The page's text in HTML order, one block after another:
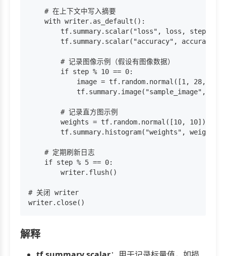
    # 在上下文中写入摘要
    with writer.as_default():
tf.summary.scalar("loss", loss,
tf.summary.scalar("accuracy", accuracy,
        # 记录图像示例（假设有图像数据）
        if step % 10 == 0:
image = tf.random.normal([1, 28, 28,
tf.summary.image("sample_image",
        # 记录直方图示例
weights = tf.random.normal([10, 10])  #
tf.summary.histogram("weights", weights,
    # 定期刷新日志
    if step % 5 == 0:
        writer.flush()
# 关闭 writer
解释